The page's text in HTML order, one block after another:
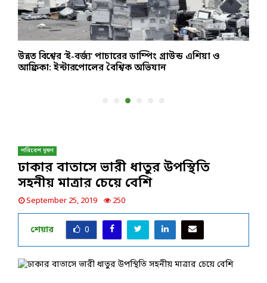
উন্নত বিশ্বের ‘ই-বর্জ্য’ পাচারের ডাম্পিং গ্রাউন্ড এশিয়া ও
আফ্রিকা: ইন্টারপোলের বৈশ্বিক অভিযান
পরিবেশ দূষণ
ঢাকার বাতাসে ভারী ধাতুর উপস্থিতি
সহনীয় মাত্রার চেয়ে বেশি
September 25, 2019 250
শেয়ার 0